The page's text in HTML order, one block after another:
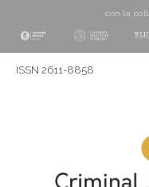
con la
ISSN 2611-8858